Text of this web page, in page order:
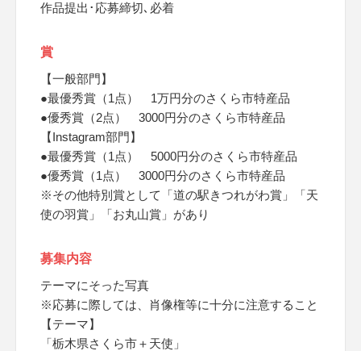
作品提出･応募締切､必着
賞
【一般部門】
●最優秀賞（1点） 1万円分のさくら市特産品
●優秀賞（2点） 3000円分のさくら市特産品
【Instagram部門】
●最優秀賞（1点） 5000円分のさくら市特産品
●優秀賞（1点） 3000円分のさくら市特産品
※その他特別賞として「道の駅きつれがわ賞」「天
使の羽賞」「お丸山賞」があり
募集内容
テーマにそった写真
※応募に際しては、肖像権等に十分に注意すること
【テーマ】
「栃木県さくら市＋天使」